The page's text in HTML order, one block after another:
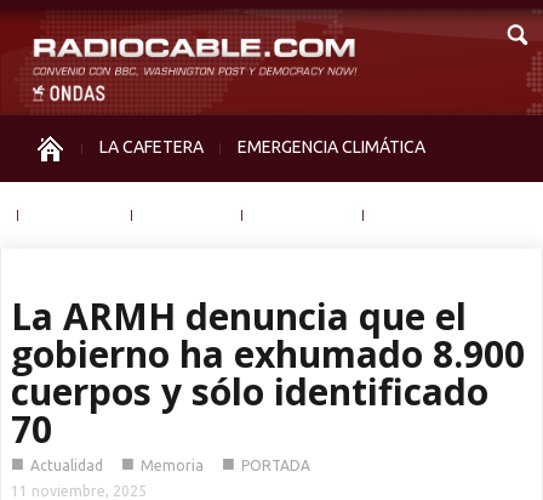
LA CAFETERA EMERGENCIA CLIMÁTICA
La ARMH denuncia que el
gobierno ha exhumado 8.900
cuerpos y sólo identificado
70
■ Actualidad ■ Memoria ■ PORTADA
11 noviembre, 2025